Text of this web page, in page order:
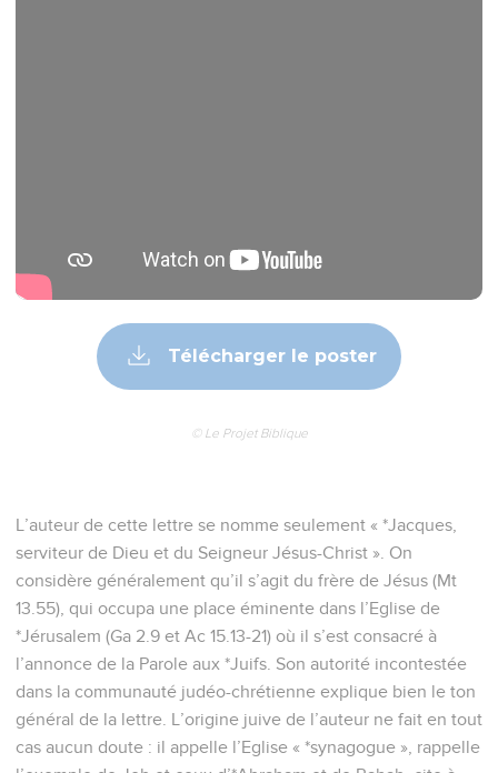
Télécharger le poster
© Le Projet Biblique
L’auteur de cette lettre se nomme seulement « *Jacques,
serviteur de Dieu et du Seigneur Jésus-Christ ». On
considère généralement qu’il s’agit du frère de Jésus (Mt
13.55), qui occupa une place éminente dans l’Eglise de
*Jérusalem (Ga 2.9 et Ac 15.13-21) où il s’est consacré à
l’annonce de la Parole aux *Juifs. Son autorité incontestée
dans la communauté judéo-chrétienne explique bien le ton
général de la lettre. L’origine juive de l’auteur ne fait en tout
cas aucun doute : il appelle l’Eglise « *synagogue », rappelle